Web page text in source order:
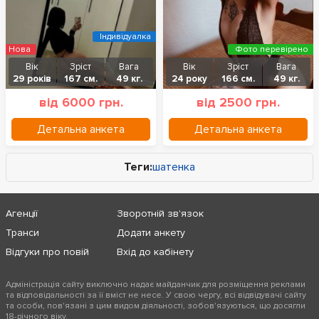
Вік
29 років
Зріст
167 см.
Вага
49 кг.
від 6000 грн.
Детальна анкета
Нова
Індивідуалка
Вік
24 року
Зріст
166 см.
Вага
49 кг.
від 2500 грн.
Детальна анкета
Фото перевірено
Теги:шатенка
Агенції
Транси
Відгуки про повій
Зворотній зв'язок
Додати анкету
Вхід до кабінету
Адміністрація сайту виключно надає майданчик для розміщення реклами
та відповідальності за її вміст не несе. У свою чергу, всі відвідувачі сайту
та особи, пов'язані з цим видом діяльності, зобов'язуються, що досягли
18-річного віку.